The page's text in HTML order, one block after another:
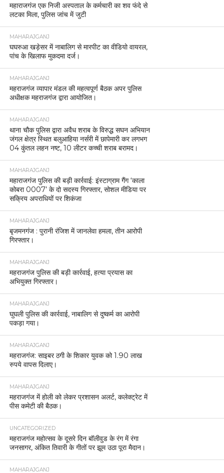
महाराजगंज एक निजी अस्पताल के कर्मचारी का शव फंदे से
लटका मिला, पुलिस जांच में जुटी
MAHARAJGANJ
घघरुआ खड़ेसर में नाबालिग से मारपीट का वीडियो वायरल,
पांच के खिलाफ मुकदमा दर्ज।
MAHARAJGANJ
महराजगंज व्यापार मंडल की महत्वपूर्ण बैठक अपर पुलिस
अधीक्षक महराजगंज द्वारा आयोजित।
MAHARAJGANJ
थाना चौक पुलिस द्वारा अवैध शराब के विरुद्ध सघन अभियान
जंगल क्षेत्र स्थित बलुआहिया नर्सरी में छापेमारी कर लगभग
04 कुंतल लहन नष्ट, 10 लीटर कच्ची शराब बरामद।
MAHARAJGANJ
महाराजगंज पुलिस की बड़ी कार्रवाई: इंस्टाग्राम गैंग ‘काला
कोबरा 0007’ के दो सदस्य गिरफ्तार, सोशल मीडिया पर
सक्रिय अपराधियों पर शिकंजा
MAHARAJGANJ
बृजमनगंज : पुरानी रंजिश में जानलेवा हमला, तीन आरोपी
गिरफ्तार।
MAHARAJGANJ
महराजगंज पुलिस की बड़ी कार्रवाई, हत्या प्रयास का
अभियुक्त गिरफ्तार।
MAHARAJGANJ
घुघली पुलिस की कार्रवाई, नाबालिग से दुष्कर्म का आरोपी
पकड़ा गया।
MAHARAJGANJ
महराजगंज: साइबर ठगी के शिकार युवक को 1.90 लाख
रुपये वापस दिलाए।
MAHARAJGANJ
महराजगंज में होली को लेकर प्रशासन अलर्ट, कलेक्ट्रेट में
पीस कमेटी की बैठक।
UNCATEGORIZED
महराजगंज महोत्सव के दूसरे दिन बॉलीवुड के रंग में रंगा
जनसागर, अंकित तिवारी के गीतों पर झूम उठा पूरा मैदान।
MAHARAJGANJ